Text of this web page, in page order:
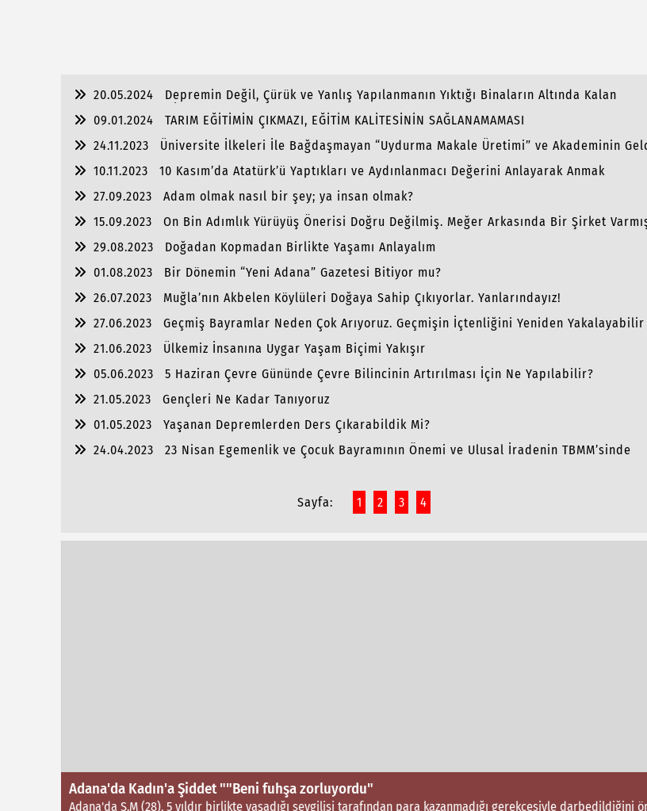
20.05.2024
Depremin Değil, Çürük ve Yanlış Yapılanmanın Yıktığı Binaların Altında Kalan
Acılarımız Halen İçimizi Yakıyor.
09.01.2024
TARIM EĞİTİMİN ÇIKMAZI, EĞİTİM KALİTESİNİN SAĞLANAMAMASI
24.11.2023
Üniversite İlkeleri İle Bağdaşmayan “Uydurma Makale Üretimi” ve Akademinin
10.11.2023
10 Kasım’da Atatürk’ü Yaptıkları ve Aydınlanmacı Değerini Anlayarak Anmak
27.09.2023
Adam olmak nasıl bir şey; ya insan olmak?
15.09.2023
On Bin Adımlık Yürüyüş Önerisi Doğru Değilmiş. Meğer Arkasında Bir Şirket
29.08.2023
Doğadan Kopmadan Birlikte Yaşamı Anlayalım
01.08.2023
Bir Dönemin “Yeni Adana” Gazetesi Bitiyor mu?
26.07.2023
Muğla’nın Akbelen Köylüleri Doğaya Sahip Çıkıyorlar. Yanlarındayız!
27.06.2023
Geçmiş Bayramlar Neden Çok Arıyoruz. Geçmişin İçtenliğini Yeniden Yakalayabilir
21.06.2023
Ülkemiz İnsanına Uygar Yaşam Biçimi Yakışır
05.06.2023
5 Haziran Çevre Gününde Çevre Bilincinin Artırılması İçin Ne Yapılabilir?
21.05.2023
Gençleri Ne Kadar Tanıyoruz
01.05.2023
Yaşanan Depremlerden Ders Çıkarabildik Mi?
24.04.2023
23 Nisan Egemenlik ve Çocuk Bayramının Önemi ve Ulusal İradenin TBMM’sinde
Sayfa: 1 2 3 4
Adana'da Kadın'a Şiddet ""Beni fuhşa zorluyordu"
Adana'da S.M (28), 5 yıldır birlikte yaşadığı sevgilisi tarafından para kazanmadığı gerekçesiyle darbedildiğini